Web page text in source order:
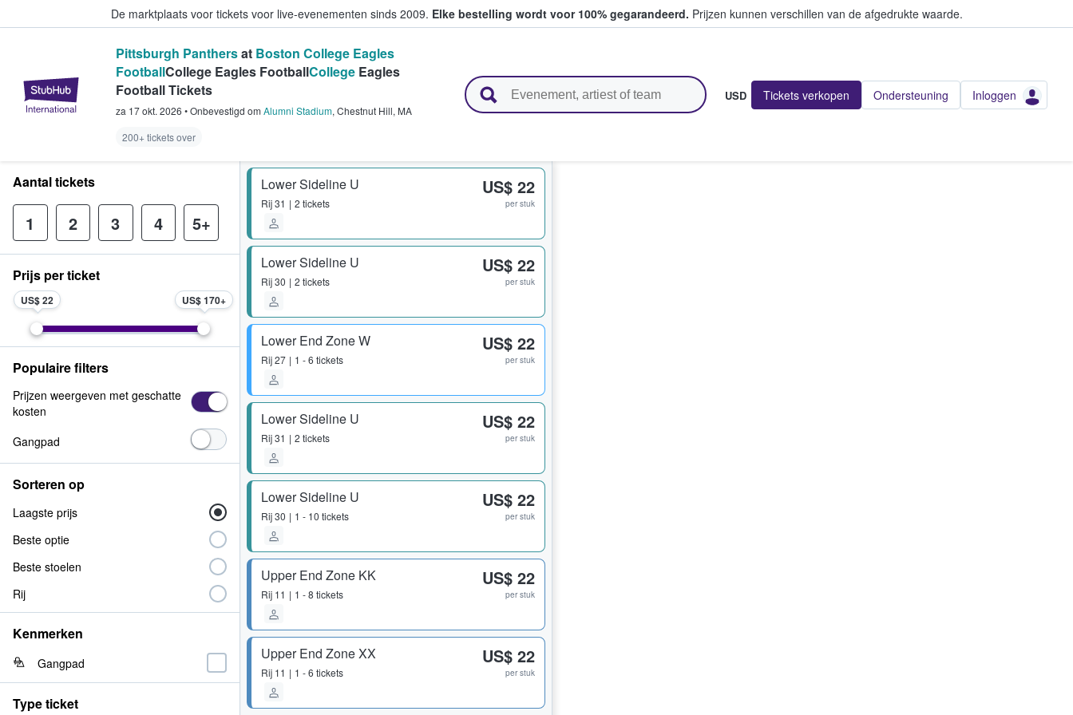
De marktplaats voor tickets voor live-evenementen sinds 2009. Elke bestelling wordt voor 100% gegarandeerd. Prijzen kunnen verschillen van de afgedrukte waarde.
StubHub: waar fans tickets kopen en verkopen
Pittsburgh Panthersat Boston College Eagles
FootballCollege Eagles FootballCollegeEagles
Football Tickets
za 17 okt. 2026 •Onbevestigd om Alumni Stadium, Chestnut Hill, MA
200+ tickets over
USD Tickets verkopen Ondersteuning Inloggen
Lower Sideline U
Rij31 2 tickets
US$ 22
per stuk
Lower Sideline U
Rij30 2 tickets
US$ 22
per stuk
Lower End Zone W
Rij27 1 - 6 tickets
US$ 22
per stuk
Lower Sideline U
Rij31 2 tickets
US$ 22
per stuk
Lower Sideline U
Rij30 1 - 10 tickets
US$ 22
per stuk
Upper End Zone KK
Rij 11 1 - 8 tickets
US$ 22
per stuk
Upper End Zone XX
Rij 11 1 - 6 tickets
US$ 22
per stuk
Aantal tickets
1 2 3 4 5+
Prijs per ticket
US$ 22 US$ 170
Populaire filters
Prijzen weergeven met geschatte
kosten
Gangpad
Sorteren op
Laagste prijs
Beste optie
Beste stoelen
Rij
Kenmerken
Gangpad
Type ticket